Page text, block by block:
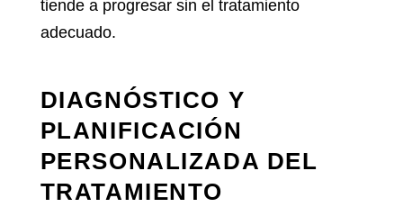
tiende a progresar sin el tratamiento
adecuado.
DIAGNÓSTICO Y
PLANIFICACIÓN
PERSONALIZADA DEL
TRATAMIENTO